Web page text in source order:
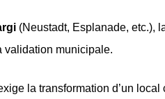
(Neustadt, Esplanade, etc.),
validation municipale.
la transformation d’un